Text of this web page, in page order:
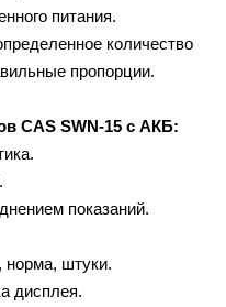
питания.
количество
пропорции.
CAS SWN-15 с АКБ:
показаний.
норма, штуки.
дисплея.